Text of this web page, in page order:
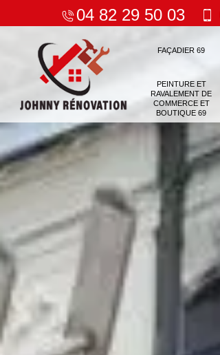
04 82 29 50 03
FAÇADIER 69
PEINTURE ET
RAVALEMENT DE
COMMERCE ET
BOUTIQUE 69